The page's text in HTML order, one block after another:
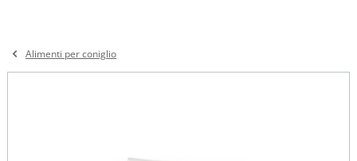
Alimenti per coniglio